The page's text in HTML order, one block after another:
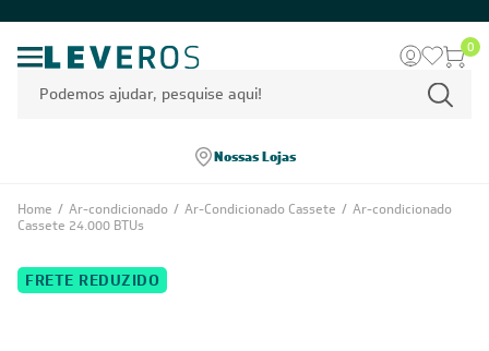
0
Nossas Lojas
Home / Ar-condicionado / Ar-Condicionado Cassete / Ar-condicionado
Cassete 24.000 BTUs
FRETE REDUZIDO